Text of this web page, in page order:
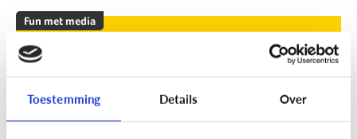
Toestemming Details Over
Fun met media
Leuke apps voor tieners om de
zomer door te komen
Geef je kind een duwtje in de rug met deze leuke
apps tegen verveling, waar ze op eigen houtje